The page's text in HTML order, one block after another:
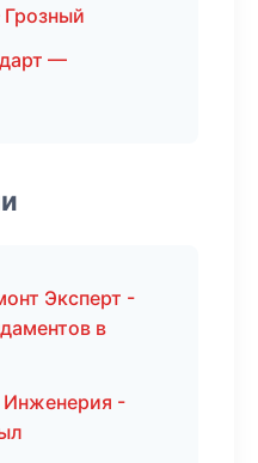
—
Эксперт -
в
Инженерия -